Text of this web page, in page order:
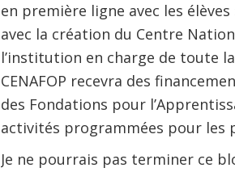
en première ligne avec les
avec la création du Centre
l’institution en charge de toute
CENAFOP recevra des
des Fondations pour
activités programmées pour les
Je ne pourrais pas terminer ce